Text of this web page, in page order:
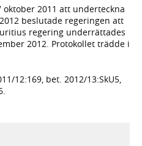
2011 att underteckna
beslutade regeringen att
regering underrättades
2012. Protokollet trädde i
12:169, bet. 2012/13:SkU5,